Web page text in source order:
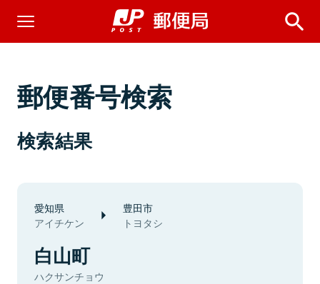
郵便番号検索
検索結果
愛知県
アイチケン
豊田市
トヨタシ
白山町
ハクサンチョウ